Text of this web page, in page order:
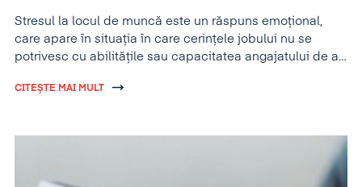
Stresul la locul de muncă este un răspuns emoțional,
care apare în situația în care cerințele jobului nu se
potrivesc cu abilitățile sau capacitatea angajatului de a
CITEȘTE MAI MULT